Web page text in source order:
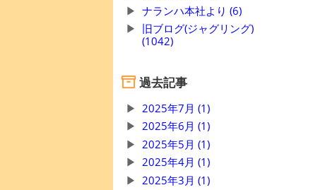
ナランハ本社より (6)
旧ブログ(ジャグリング)
(1042)
過去記事
2025年7月 (1)
2025年6月 (1)
2025年5月 (1)
2025年4月 (1)
2025年3月 (1)